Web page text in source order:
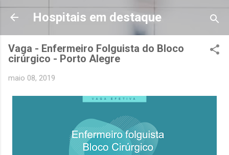
Pular para o conteúdo principal
Hospitais em destaque
Vaga - Enfermeiro Folguista do Bloco
cirúrgico - Porto Alegre
maio 08, 2019